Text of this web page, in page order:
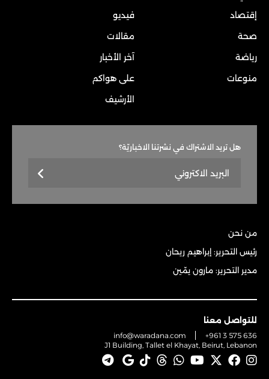
إقتصاد
صحة
رياضة
منوعات
فيديو
مقالات
آخر الأخبار
على هواكم
الأرشيف
هل تريد الاشتراك في نشرتنا الاخباريّة؟
من نحن
رئيس التحرير: إبراهيم ريحان
مدير التحرير: مارون يمّين
للتواصل معنا
info@waradana.com
+961 3 575 636
J1 Building, Tallet el Khayat, Beirut, Lebanon